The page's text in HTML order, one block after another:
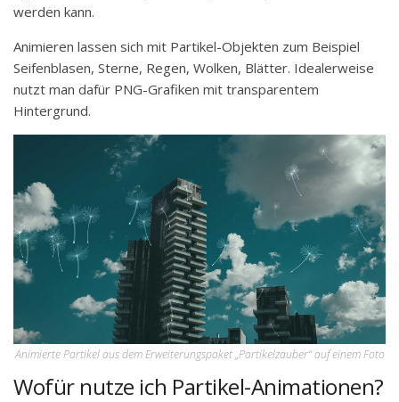
werden kann.
Animieren lassen sich mit Partikel-Objekten zum Beispiel
Seifenblasen, Sterne, Regen, Wolken, Blätter. Idealerweise
nutzt man dafür PNG-Grafiken mit transparentem
Hintergrund.
Animierte Partikel aus dem Erweiterungspaket „Partikelzauber“ auf einem Foto
Wofür nutze ich Partikel-Animationen?